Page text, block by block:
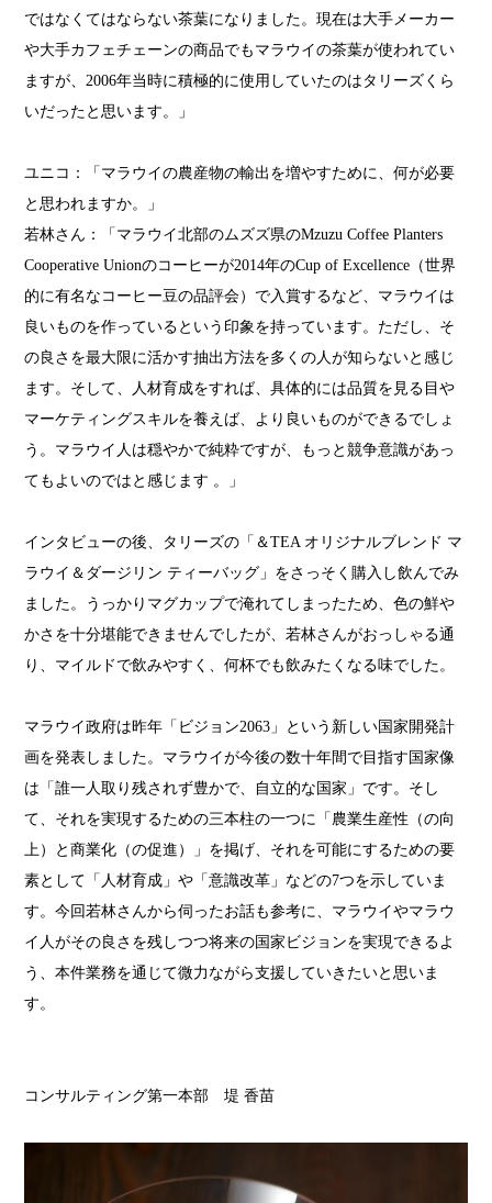
ではなくてはならない茶葉になりました。現在は大手メーカー
や大手カフェチェーンの商品でもマラウイの茶葉が使われてい
ますが、2006年当時に積極的に使用していたのはタリーズくら
いだったと思います。」
ユニコ：「マラウイの農産物の輸出を増やすために、何が必要
と思われますか。」
若林さん：「マラウイ北部のムズズ県のMzuzu Coffee Planters
Cooperative Unionのコーヒーが2014年のCup of Excellence（世界
的に有名なコーヒー豆の品評会）で入賞するなど、マラウイは
良いものを作っているという印象を持っています。ただし、そ
の良さを最大限に活かす抽出方法を多くの人が知らないと感じ
ます。そして、人材育成をすれば、具体的には品質を見る目や
マーケティングスキルを養えば、より良いものができるでしょ
う。マラウイ人は穏やかで純粋ですが、もっと競争意識があっ
てもよいのではと感じます 。」
インタビューの後、タリーズの「＆TEA オリジナルブレンド マ
ラウイ＆ダージリン ティーバッグ」をさっそく購入し飲んでみ
ました。うっかりマグカップで淹れてしまったため、色の鮮や
かさを十分堪能できませんでしたが、若林さんがおっしゃる通
り、マイルドで飲みやすく、何杯でも飲みたくなる味でした。
マラウイ政府は昨年「ビジョン2063」という新しい国家開発計
画を発表しました。マラウイが今後の数十年間で目指す国家像
は「誰一人取り残されず豊かで、自立的な国家」です。そし
て、それを実現するための三本柱の一つに「農業生産性（の向
上）と商業化（の促進）」を掲げ、それを可能にするための要
素として「人材育成」や「意識改革」などの7つを示していま
す。今回若林さんから伺ったお話も参考に、マラウイやマラウ
イ人がその良さを残しつつ将来の国家ビジョンを実現できるよ
う、本件業務を通じて微力ながら支援していきたいと思いま
す。
コンサルティング第一本部 堤 香苗